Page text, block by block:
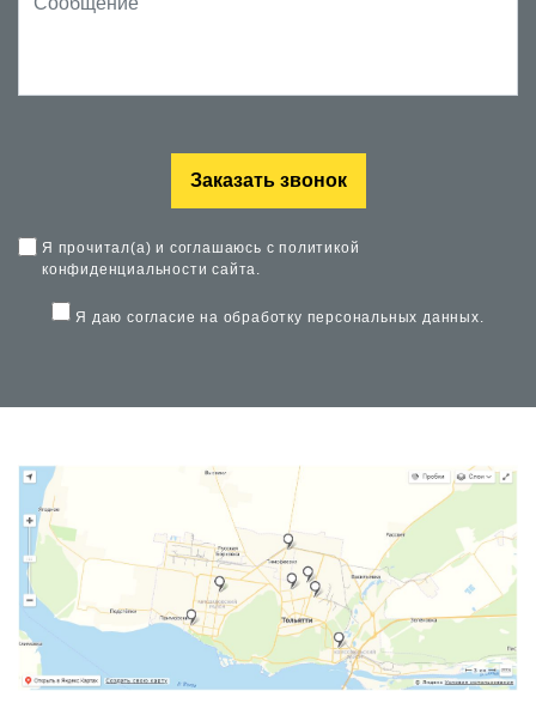
Заказать звонок
Я прочитал(а) и соглашаюсь сполитикой
конфиденциальности сайта.
Я даю согласие на обработку персональных данных